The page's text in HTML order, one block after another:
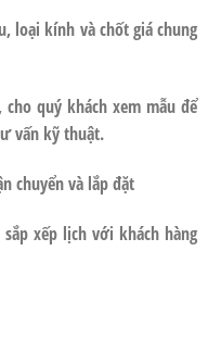
loại kính và chốt giá chung
quý khách xem mẫu để
vấn kỹ thuật.
chuyển và lắp đặt
xếp lịch với khách hàng